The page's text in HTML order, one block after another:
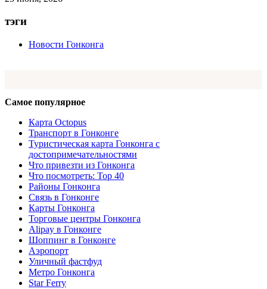
тэги
Новости Гонконга
Самое популярное
Карта Octopus
Транспорт в Гонконге
Туристическая карта Гонконга с
достопримечательностями
Что привезти из Гонконга
Что посмотреть: Top 40
Районы Гонконга
Связь в Гонконге
Карты Гонконга
Торговые центры Гонконга
Alipay в Гонконге
Шоппинг в Гонконге
Аэропорт
Уличный фастфуд
Метро Гонконга
Star Ferry